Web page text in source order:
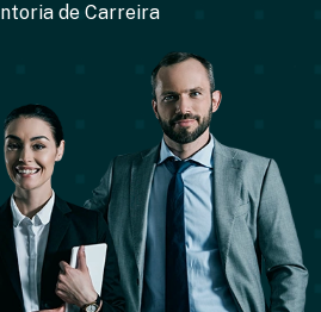
de Carreira